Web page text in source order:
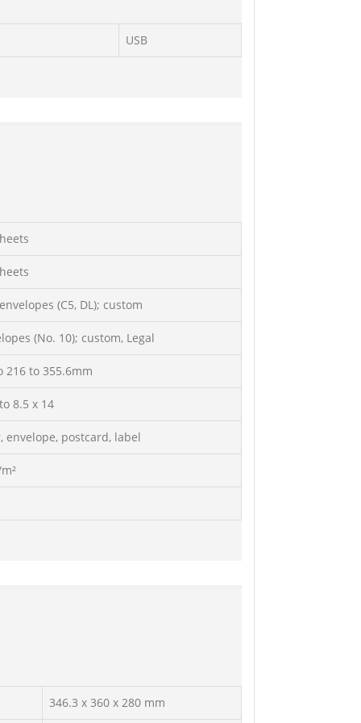
USB
(C5, DL); custom
(No. 10); custom, Legal
216 to 355.6mm
8.5 x 14
envelope, postcard, label
346.3 x 360 x 280 mm